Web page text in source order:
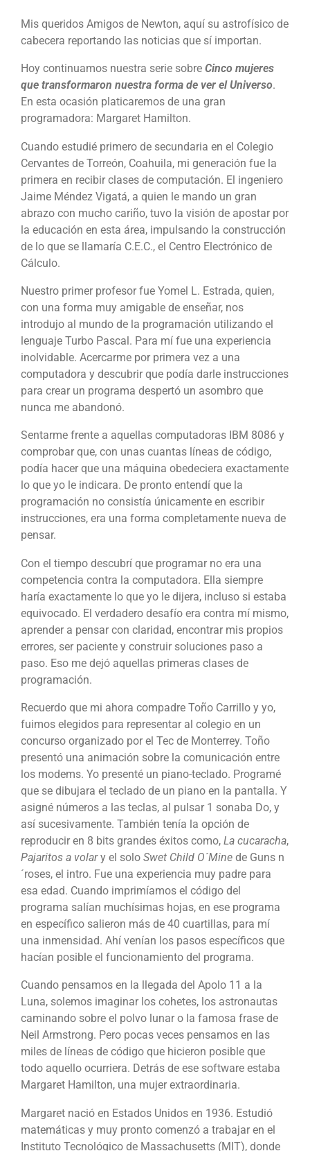
Mis queridos Amigos de Newton, aquí su astrofísico de
cabecera reportando las noticias que sí importan.
Hoy continuamos nuestra serie sobre Cinco mujeres
que transformaron nuestra forma de ver el Universo.
En esta ocasión platicaremos de una gran
programadora: Margaret Hamilton.
Cuando estudié primero de secundaria en el Colegio
Cervantes de Torreón, Coahuila, mi generación fue la
primera en recibir clases de computación. El ingeniero
Jaime Méndez Vigatá, a quien le mando un gran
abrazo con mucho cariño, tuvo la visión de apostar por
la educación en esta área, impulsando la construcción
de lo que se llamaría C.E.C., el Centro Electrónico de
Cálculo.
Nuestro primer profesor fue Yomel L. Estrada, quien,
con una forma muy amigable de enseñar, nos
introdujo al mundo de la programación utilizando el
lenguaje Turbo Pascal. Para mí fue una experiencia
inolvidable. Acercarme por primera vez a una
computadora y descubrir que podía darle instrucciones
para crear un programa despertó un asombro que
nunca me abandonó.
Sentarme frente a aquellas computadoras IBM 8086 y
comprobar que, con unas cuantas líneas de código,
podía hacer que una máquina obedeciera exactamente
lo que yo le indicara. De pronto entendí que la
programación no consistía únicamente en escribir
instrucciones, era una forma completamente nueva de
pensar.
Con el tiempo descubrí que programar no era una
competencia contra la computadora. Ella siempre
haría exactamente lo que yo le dijera, incluso si estaba
equivocado. El verdadero desafío era contra mí mismo,
aprender a pensar con claridad, encontrar mis propios
errores, ser paciente y construir soluciones paso a
paso. Eso me dejó aquellas primeras clases de
programación.
Recuerdo que mi ahora compadre Toño Carrillo y yo,
fuimos elegidos para representar al colegio en un
concurso organizado por el Tec de Monterrey. Toño
presentó una animación sobre la comunicación entre
los modems. Yo presenté un piano-teclado. Programé
que se dibujara el teclado de un piano en la pantalla. Y
asigné números a las teclas, al pulsar 1 sonaba Do, y
así sucesivamente. También tenía la opción de
reproducir en 8 bits grandes éxitos como, La cucaracha,
Pajaritos a volary el solo Swet Child O´Mine de Guns n
´roses, el intro. Fue una experiencia muy padre para
esa edad. Cuando imprimíamos el código del
programa salían muchísimas hojas, en ese programa
en específico salieron más de 40 cuartillas, para mí
una inmensidad. Ahí venían los pasos específicos que
hacían posible el funcionamiento del programa.
Cuando pensamos en la llegada del Apolo 11 a la
Luna, solemos imaginar los cohetes, los astronautas
caminando sobre el polvo lunar o la famosa frase de
Neil Armstrong. Pero pocas veces pensamos en las
miles de líneas de código que hicieron posible que
todo aquello ocurriera. Detrás de ese software estaba
Margaret Hamilton, una mujer extraordinaria.
Margaret nació en Estados Unidos en 1936. Estudió
matemáticas y muy pronto comenzó a trabajar en el
Instituto Tecnológico de Massachusetts (MIT), donde